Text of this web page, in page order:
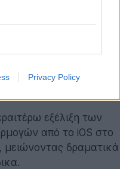
Privacy Policy
για το iPhone 17e, το
Display XDR και
MacBook
στο Right to
εξέλιξη των
από το iOS στο
μειώνοντας δραματικά